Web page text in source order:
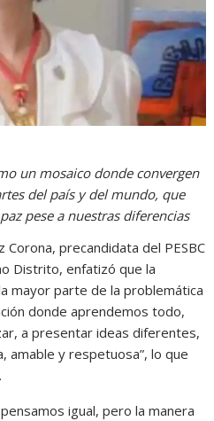
un mosaico donde convergen
del país y del mundo, que
pese a nuestras diferencias
Corona, precandidata del PESBC
Distrito, enfatizó que la
mayor parte de la problemática
donde aprendemos todo,
a presentar ideas diferentes,
amable y respetuosa”, lo que
igual, pero la manera